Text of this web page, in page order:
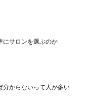
にサロンを選ぶのか
分からないって人が多い